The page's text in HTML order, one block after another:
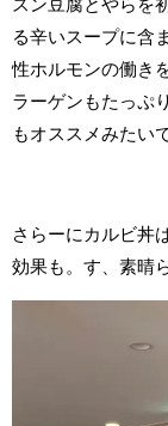
スン豆腐とやらを
る辛いスープに含
性ホルモンの働き
ラーゲンもたっぷ
もオススメみたい
さらーにカルビ丼
効果も。す、素晴